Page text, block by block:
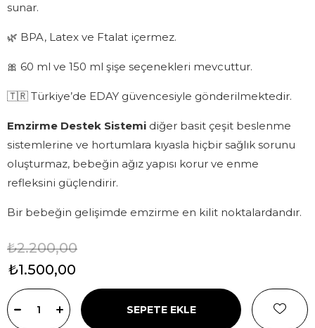
sunar.
🌿 BPA, Latex ve Ftalat içermez.
🎀 60 ml ve 150 ml şişe seçenekleri mevcuttur.
🇹🇷 Türkiye’de EDAY güvencesiyle gönderilmektedir.
Emzirme Destek Sistemi diğer basit çeşit beslenme
sistemlerine ve hortumlara kıyasla hiçbir sağlık sorunu
oluşturmaz, bebeğin ağız yapısı korur ve enme
refleksini güçlendirir.
Bir bebeğin gelişimde emzirme en kilit noktalardandır.
₺2.200,00
₺1.500,00